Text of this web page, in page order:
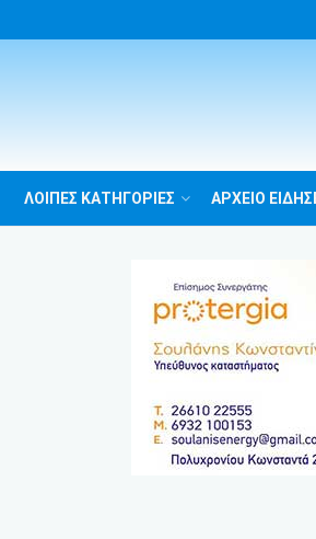
ΛΟΙΠΕΣ ΚΑΤΗΓΟΡΙΕΣ ΑΡΧΕΙΟ